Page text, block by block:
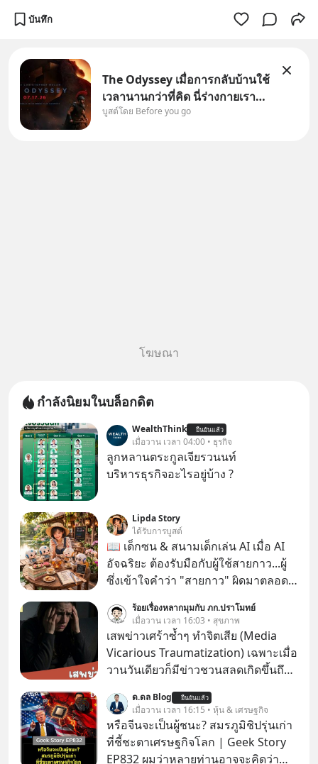
บันทึก
The Odyssey เมื่อการกลับบ้านใช้
เวลานานกว่าที่คิด นี่ร่างกายเรา
ต้องการกลับบ้านจริงหรือ
บูสต์โดย Before you go
โฆษณา
กำลังนิยมในบล็อกดิต
WealthThink ยืนยันแล้ว
เมื่อวาน เวลา 04:00 • ธุรกิจ
ลูกหลานตระกูลเจียรวนนท์
บริหารธุรกิจอะไรอยู่บ้าง ?
Lipda Story
ได้รับการบูสต์
📖 เด็กซน & สนามเด็กเล่น AI เมื่อ AI
อัจฉริยะ ต้องรับมือกับผู้ใช้สายกาว...ผู้
ซึ่งเข้าใจคำว่า "สายกาว" ผิดมาตลอด
ร้อยเรื่องหลากมุมกับ ภก.ปราโมทย์
เมื่อวาน เวลา 16:03 • สุขภาพ
เสพข่าวเศร้าซ้ำๆ ทำจิตเสีย (Media
Vicarious Traumatization) เฉพาะเมื่อ
วานวันเดียวก็มีข่าวชวนสลดเกิดขึ้นถึง
เมื่อวานนี้ นอกจากมีเหตุกราดยิงแล้ว
ยิงมีเหตุรถพุ่งชนห้องเรียน เด็กใช้อาวุธ
ขู่กันในโรงเรียน และยังมีข่าวดาราดัง
เสียชีวิตอีกด้วย
ด.ดล Blog ยืนยันแล้ว
เมื่อวาน เวลา 16:15 • หุ้น & เศรษฐกิจ
หรือจีนจะเป็นผู้ชนะ? สมรภูมิชิปรุ่นเก่า
ที่ชี้ชะตาเศรษฐกิจโลก | Geek Story
EP832 ผมว่าหลายท่านอาจจะคิดว่า